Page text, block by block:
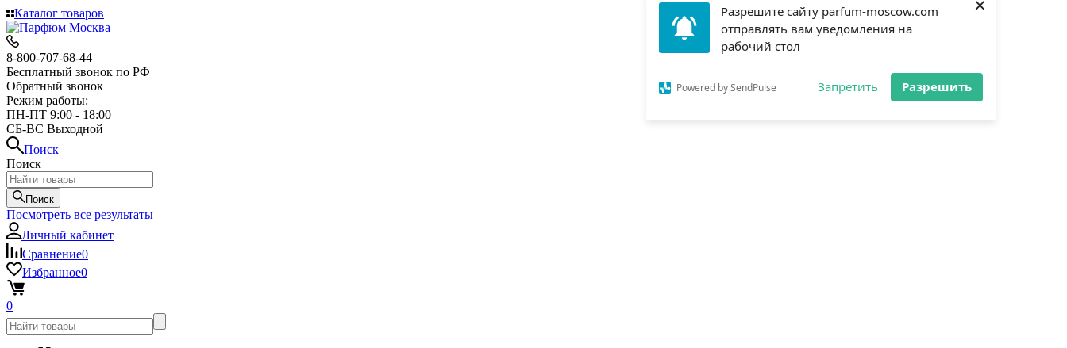
Разрешите сайту parfum-moscow.com
отправлять вам уведомления на
рабочий стол
Запретить Разрешить
×
Каталог товаров
8-800-707-68-44
Бесплатный звонок по РФ
Обратный звонок
Режим работы:
ПН-ПТ 9:00 - 18:00
СБ-ВС Выходной
Поиск
Поиск
Поиск
Посмотреть все результаты
Личный кабинет
Сравнение0
Избранное0
0